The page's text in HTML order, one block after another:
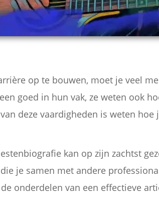
op te bouwen, moet je veel
goed in hun vak, ze weten ook
deze vaardigheden is weten
kan op zijn zachtst
je samen met andere
onderdelen van een effectieve